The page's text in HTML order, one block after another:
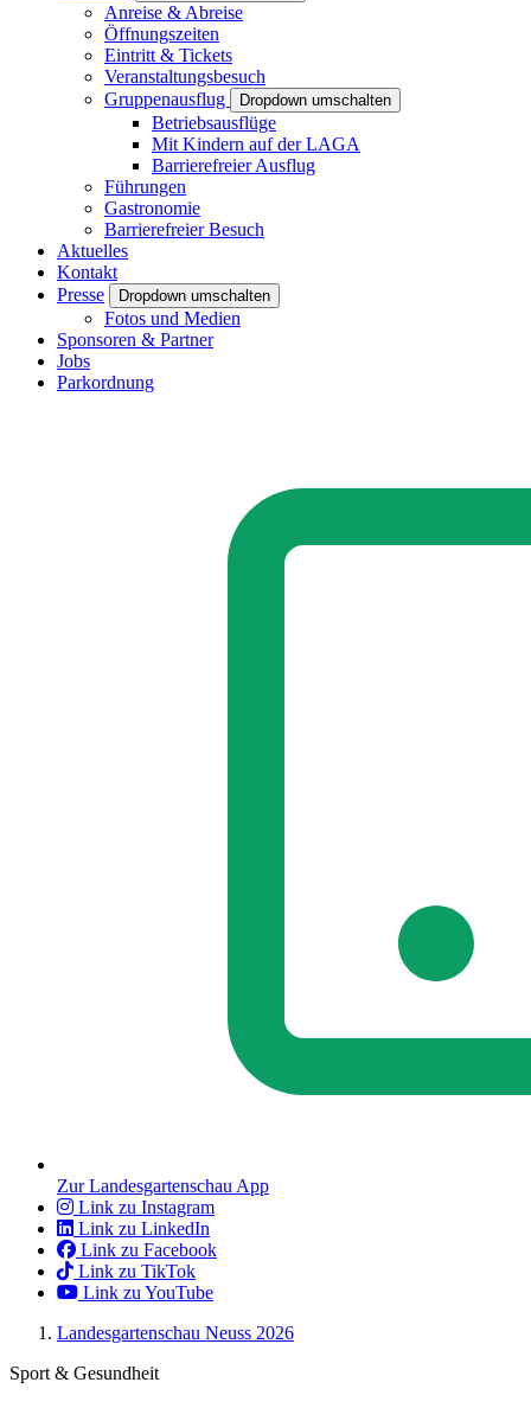
Anreise & Abreise
Öffnungszeiten
Eintritt & Tickets
Veranstaltungsbesuch
Gruppenausflug
Dropdown umschalten
Betriebsausflüge
Mit Kindern auf der LAGA
Barrierefreier Ausflug
Führungen
Gastronomie
Barrierefreier Besuch
Aktuelles
Kontakt
Presse
Dropdown umschalten
Fotos und Medien
Sponsoren & Partner
Jobs
Parkordnung
Zur Landesgartenschau App
Link zu Instagram
Link zu LinkedIn
Link zu Facebook
Link zu TikTok
Link zu YouTube
Landesgartenschau Neuss 2026
Sport & Gesundheit